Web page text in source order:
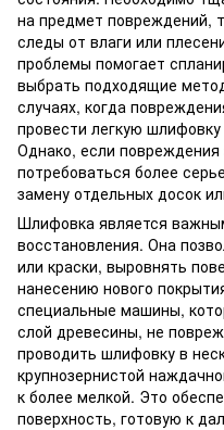
на предмет повреждений,
следы от влаги или
проблемы помогает
выбрать подходящие
случаях, когда
провести легкую
Однако, если
потребоваться более
замену отдельных досок
Шлифовка является
восстановления. Она
или краски, выровнять
нанесению нового
специальные машины,
слой древесины, не
проводить шлифовку в
крупнозернистой
к более мелкой. Это
поверхность, готовую к